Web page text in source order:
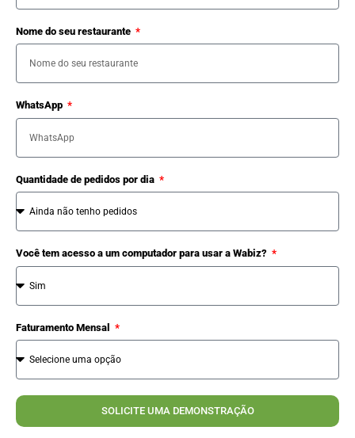
Nome do seu restaurante
WhatsApp
Quantidade de pedidos por dia
Você tem acesso a um computador para usar a Wabiz?
Faturamento Mensal
SOLICITE UMA DEMONSTRAÇÃO